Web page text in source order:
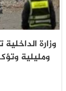
وزارة
ومليلية